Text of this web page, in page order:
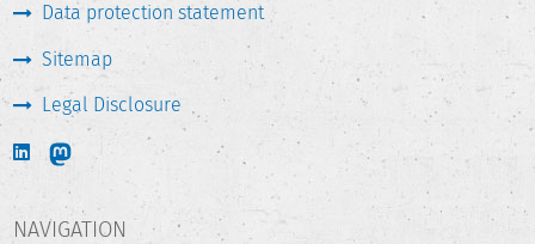
Data protection statement
Sitemap
Legal Disclosure
NAVIGATION